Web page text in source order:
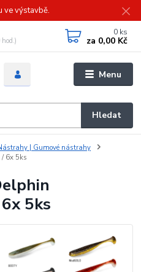
ve výstavbě.
Menu
Hledat
0 ks
za 0,00 Kč
| Gumové nástrahy
/ 6x 5ks
5ks